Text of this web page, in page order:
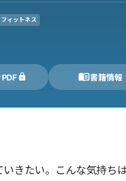
ィットネス
書籍情報
きたい。こんな気持ち